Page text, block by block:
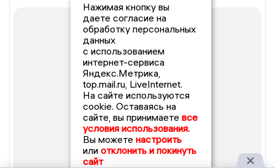
Нажимая кнопку вы
даете согласие на
обработку персональных
данных
с использованием
интернет-сервиса
Яндекс.Метрика,
top.mail.ru, LiveInternet.
На сайте используются
cookie. Оставаясь на
сайте, вы принимаете все
условия использования.
Вы можете настроить
или отклонить и покинуть
сайт